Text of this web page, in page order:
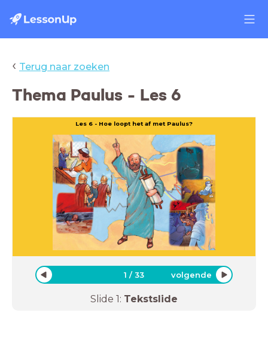
‹ Terug naar zoeken
Thema Paulus - Les 6
Les 6 - Hoe loopt het af met Paulus?
1 /33 volgende
Slide 1: Tekstslide